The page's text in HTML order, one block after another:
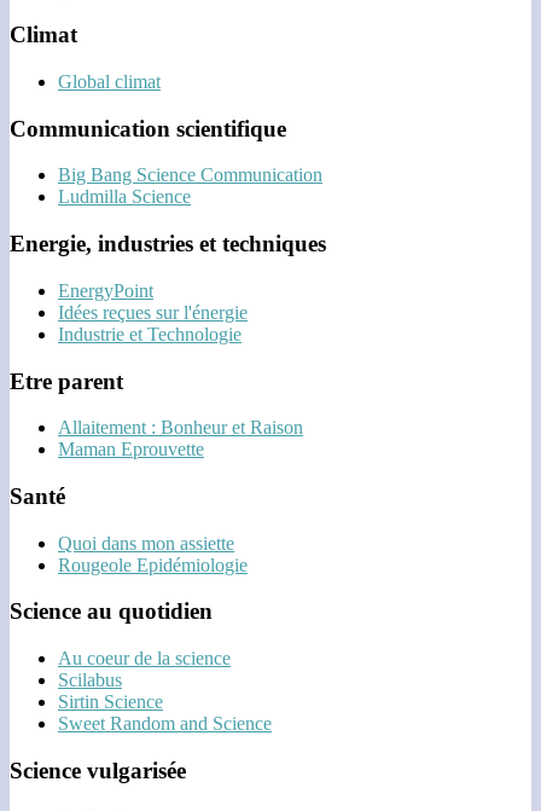
Climat
Global climat
Communication scientifique
Big Bang Science Communication
Ludmilla Science
Energie, industries et techniques
EnergyPoint
Idées reçues sur l'énergie
Industrie et Technologie
Etre parent
Allaitement : Bonheur et Raison
Maman Eprouvette
Santé
Quoi dans mon assiette
Rougeole Epidémiologie
Science au quotidien
Au coeur de la science
Scilabus
Sirtin Science
Sweet Random and Science
Science vulgarisée